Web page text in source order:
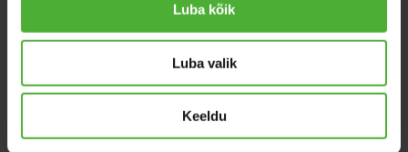
Luba kõik
Luba valik
Keeldu
Tillandsia
Calathea